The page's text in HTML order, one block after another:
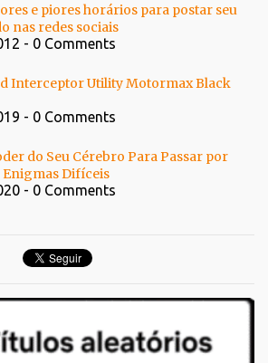
e piores horários para postar seu
nas redes sociais
- 0 Comments
Interceptor Utility Motormax Black
- 0 Comments
do Seu Cérebro Para Passar por
Enigmas Difíceis
- 0 Comments